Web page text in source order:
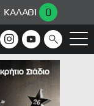
ΚΑΛΑΘΙ 0